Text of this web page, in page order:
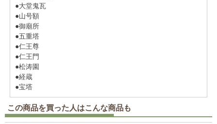
●大堂鬼瓦
●山号額
●御廟所
●五重塔
●仁王尊
●仁王門
●松涛園
●経蔵
●宝塔
この商品を買った人はこんな商品も